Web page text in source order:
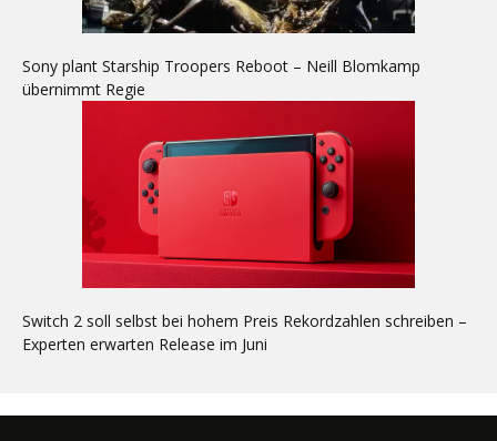
Sony plant Starship Troopers Reboot – Neill Blomkamp
übernimmt Regie
Switch 2 soll selbst bei hohem Preis Rekordzahlen schreiben –
Experten erwarten Release im Juni